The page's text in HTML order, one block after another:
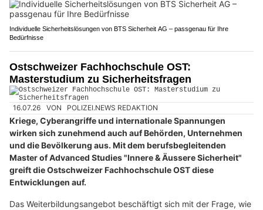
Individuelle Sicherheitslösungen von BTS Sicherheit AG – passgenau für Ihre
Bedürfnisse
Ostschweizer Fachhochschule OST:
Masterstudium zu Sicherheitsfragen
16.07.26 VON POLIZEI.NEWS REDAKTION
Kriege, Cyberangriffe und internationale Spannungen
wirken sich zunehmend auch auf Behörden, Unternehmen
und die Bevölkerung aus. Mit dem berufsbegleitenden
Master of Advanced Studies "Innere & Äussere Sicherheit"
greift die Ostschweizer Fachhochschule OST diese
Entwicklungen auf.
Das Weiterbildungsangebot beschäftigt sich mit der Frage, wie